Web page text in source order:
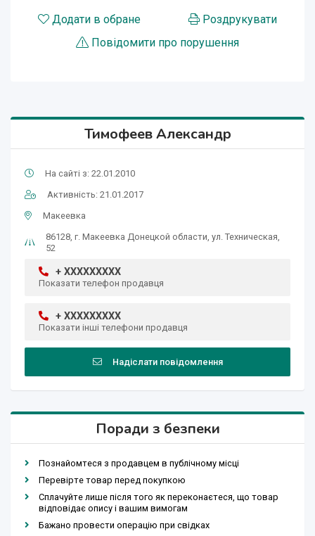
Додати в обране
Роздрукувати
Повідомити про порушення
Тимофеев Александр
На сайті з: 22.01.2010
Активність: 21.01.2017
Макеевка
86128, г. Макеевка Донецкой области, ул. Техническая,
52
+ XXXXXXXXX
Показати телефон продавця
+ XXXXXXXXX
Показати інші телефони продавця
Надіслати повідомлення
Поради з безпеки
Познайомтеся з продавцем в публічному місці
Перевірте товар перед покупкою
Сплачуйте лише після того як переконаєтеся, що товар
відповідає опису і вашим вимогам
Бажано провести операцію при свідках